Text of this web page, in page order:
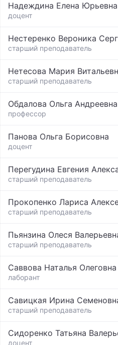
Надеждина Елена Юрьевна
доцент
Нестеренко Вероника
старший преподаватель
Нетесова Мария
старший преподаватель
Обдалова Ольга Андреевна
профессор
Панова Ольга Борисовна
доцент
Перегудина Евгения
старший преподаватель
Прокопенко Лариса
старший преподаватель
Пьянзина Олеся
старший преподаватель
Саввова Наталья Олеговна
лаборант
Савицкая Ирина
старший преподаватель
Сидоренко Татьяна
доцент